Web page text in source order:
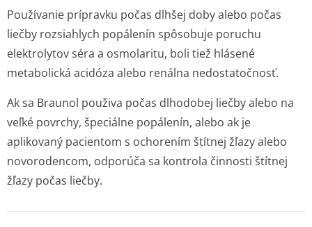
Používanie prípravku počas dlhšej doby alebo počas
liečby rozsiahlych popálenín spôsobuje poruchu
elektrolytov séra a osmolaritu, boli tiež hlásené
metabolická acidóza alebo renálna nedostatočnosť.
Ak sa Braunol použiva počas dlhodobej liečby alebo na
veľké povrchy, špeciálne popálenín, alebo ak je
aplikovaný pacientom s ochorením štítnej žľazy alebo
novorodencom, odporúča sa kontrola činnosti štítnej
žľazy počas liečby.